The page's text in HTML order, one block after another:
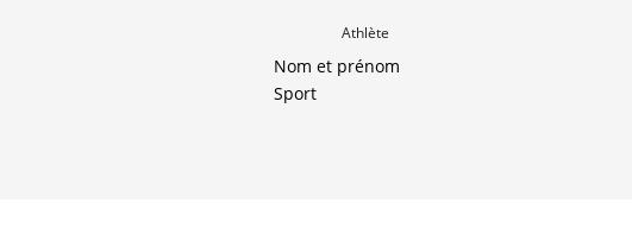
Athlète
Nom et prénom
Sport